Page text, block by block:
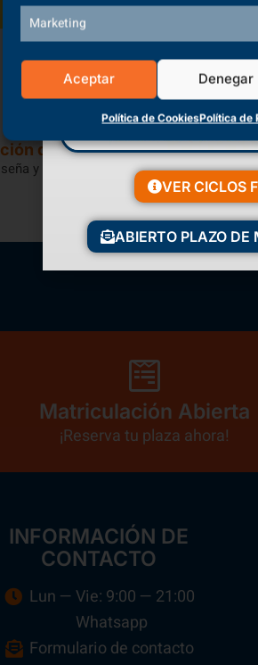
Marketing
Aceptar Denegar
Política de CookiesPolítica de
de Sistemas Informáticos
y supervisa entrenamientos
Matriculación Abierta
¡Reserva tu plaza ahora!
INFORMACIÓN DE
CONTACTO
Lun — Vie: 9:00 — 21:00
Whatsapp
Formulario de contacto
VER CICLOS
ABIERTO PLAZO DE